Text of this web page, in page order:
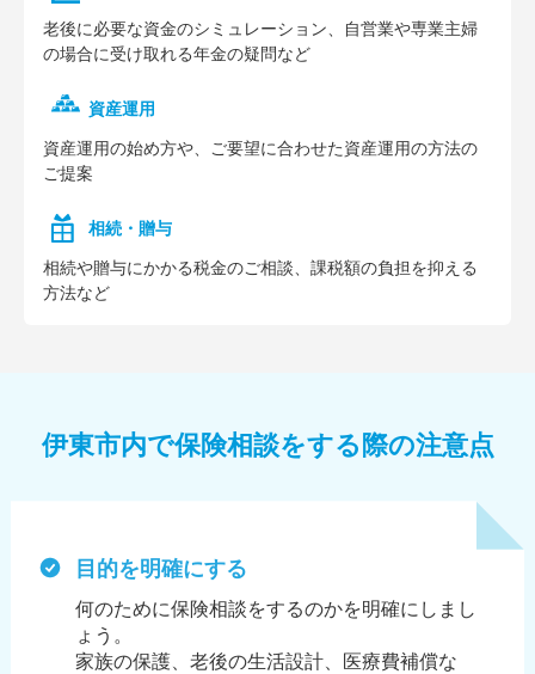
⽼後に必要な資⾦のシミュレーション、⾃営業や専業主婦
の場合に受け取れる年⾦の疑問など
資産運用
資産運⽤の始め⽅や、ご要望に合わせた資産運⽤の⽅法の
ご提案
相続・贈与
相続や贈与にかかる税⾦のご相談、課税額の負担を抑える
⽅法など
伊東市内で保険相談をする際の注意点
目的を明確にする
何のために保険相談をするのかを明確にしまし
ょう。
家族の保護、老後の生活設計、医療費補償な